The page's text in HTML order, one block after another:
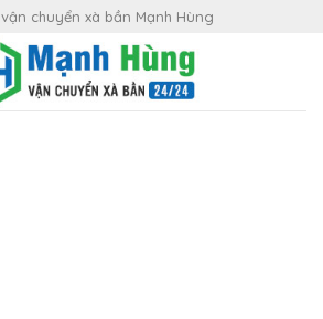
chuyển xà bần Mạnh Hùng